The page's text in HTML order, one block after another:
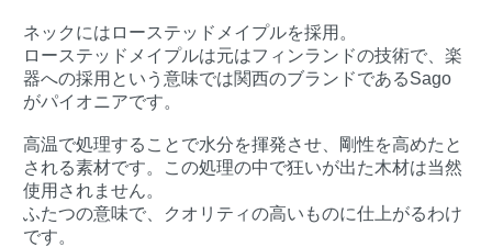
ネックにはローステッドメイプルを採用。
ローステッドメイプルは元はフィンランドの技術で、楽
器への採用という意味では関西のブランドであるSago
がパイオニアです。
高温で処理することで水分を揮発させ、剛性を高めたと
される素材です。この処理の中で狂いが出た木材は当然
使用されません。
ふたつの意味で、クオリティの高いものに仕上がるわけ
です。